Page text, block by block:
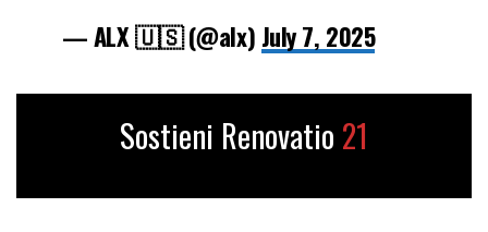
— ALX 🇺🇸 (@alx) July 7, 2025
Sostieni Renovatio 21